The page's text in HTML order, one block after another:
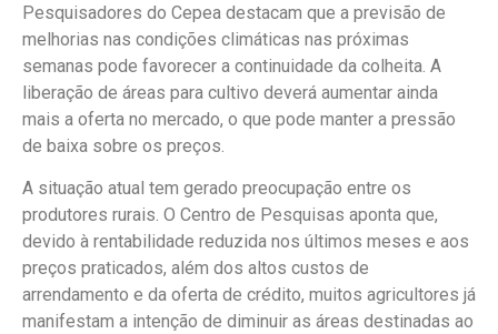
Pesquisadores do Cepea destacam que a previsão de
melhorias nas condições climáticas nas próximas
semanas pode favorecer a continuidade da colheita. A
liberação de áreas para cultivo deverá aumentar ainda
mais a oferta no mercado, o que pode manter a pressão
de baixa sobre os preços.
A situação atual tem gerado preocupação entre os
produtores rurais. O Centro de Pesquisas aponta que,
devido à rentabilidade reduzida nos últimos meses e aos
preços praticados, além dos altos custos de
arrendamento e da oferta de crédito, muitos agricultores já
manifestam a intenção de diminuir as áreas destinadas ao